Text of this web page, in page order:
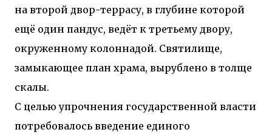
на второй двор-террасу, в глубине которой
ещё один пандус, ведёт к третьему двору,
окруженному колоннадой. Святилище,
замыкающее план храма, вырублено в толще
скалы.
С целью упрочнения государственной власти
потребовалось введение единого